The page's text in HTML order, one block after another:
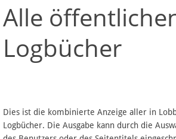
Navigation
Über Lobbypedia
Artikel nach Kategorien
FAQ
Alle
Logbücher
Dies ist die kombinierte Anzeige aller in
Logbücher. Die Ausgabe kann durch die